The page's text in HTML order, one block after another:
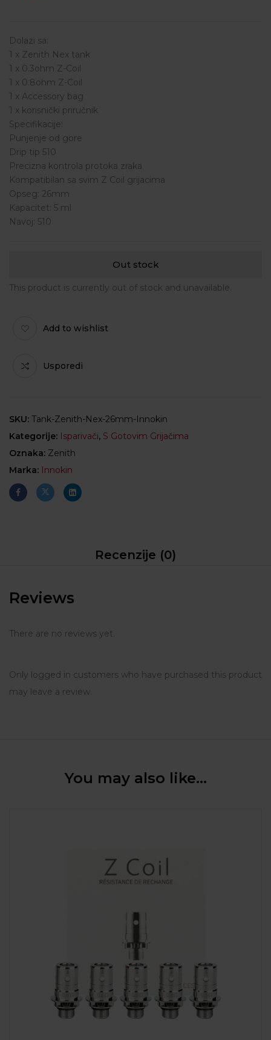
Dolazi sa:
1 x Zenith Nex tank
1 x 0.3ohm Z-Coil
1 x 0.8ohm Z-Coil
1 x Accessory bag
1 x korisnički priručnik
Specifikacije:
Punjenje od gore
Drip tip 510
Precizna kontrola protoka zraka
Kompatibilan sa svim Z Coil grijacima
Opseg: 26mm
Kapacitet: 5 ml
Navoj: 510
Out stock
This product is currently out of stock and unavailable.
Add to wishlist
Usporedi
SKU: Tank-Zenith-Nex-26mm-Innokin
Kategorije: Isparivači, S Gotovim Grijačima
Oznaka: Zenith
Marka: Innokin
Recenzije (0)
Reviews
There are no reviews yet.
Only logged in customers who have purchased this product
may leave a review.
You may also like…